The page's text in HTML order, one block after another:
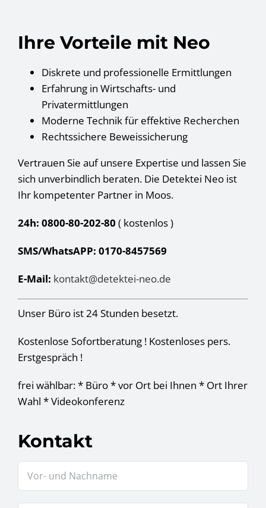
Ihre Vorteile mit Neo
Diskrete und professionelle Ermittlungen
Erfahrung in Wirtschafts- und
Privatermittlungen
Moderne Technik für effektive Recherchen
Rechtssichere Beweissicherung
Vertrauen Sie auf unsere Expertise und lassen Sie
sich unverbindlich beraten. Die Detektei Neo ist
Ihr kompetenter Partner in Moos.
24h: 0800-80-202-80 ( kostenlos)
SMS/WhatsAPP: 0170-8457569
E-Mail: kontakt@detektei-neo.de
Unser Büro ist 24 Stunden besetzt.
Kostenlose Sofortberatung ! Kostenloses pers.
Erstgespräch !
frei wählbar: * Büro * vor Ort bei Ihnen * Ort Ihrer
Wahl * Videokonferenz
Kontakt